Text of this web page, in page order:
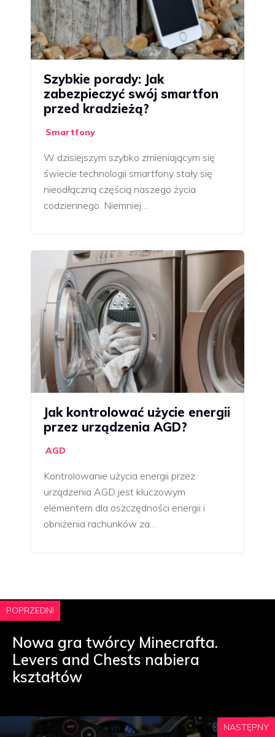
Szybkie porady: Jak
zabezpieczyć swój smartfon
przed kradzieżą?
Smartfony
W dzisiejszym szybko zmieniającym się
świecie technologii smartfony stały się
nieodłączną częścią naszego życia
codziennego. Niemniej…
Jak kontrolować użycie energii
przez urządzenia AGD?
AGD
Kontrolowanie użycia energii przez
urządzenia AGD jest kluczowym
elementem dla oszczędności energii i
obniżenia rachunków za…
POPRZEDNI
Nowa gra twórcy Minecrafta.
Levers and Chests nabiera
kształtów
NASTĘPNY